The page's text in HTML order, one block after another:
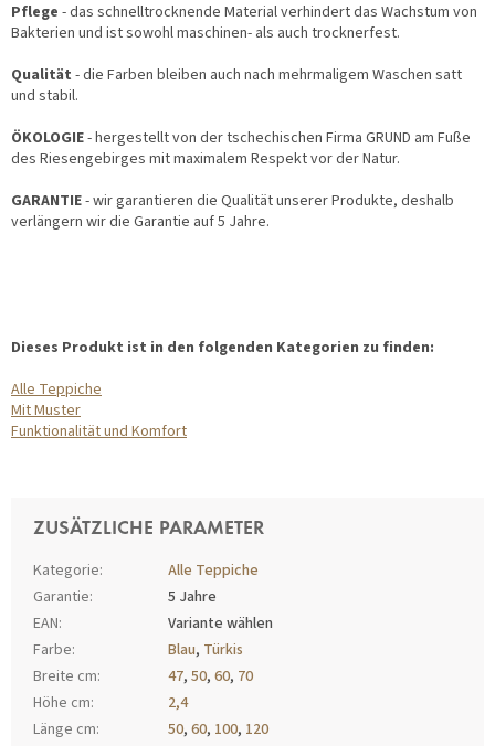
Pflege - das schnelltrocknende Material verhindert das Wachstum von
Bakterien und ist sowohl maschinen- als auch trocknerfest.
Qualität - die Farben bleiben auch nach mehrmaligem Waschen satt
und stabil.
ÖKOLOGIE- hergestellt von der tschechischen Firma GRUND am Fuße
des Riesengebirges mit maximalem Respekt vor der Natur.
GARANTIE- wir garantieren die Qualität unserer Produkte, deshalb
verlängern wir die Garantie auf 5 Jahre.
Dieses Produkt ist in den folgenden Kategorien zu finden:
Alle Teppiche
Mit Muster
Funktionalität und Komfort
ZUSÄTZLICHE PARAMETER
Kategorie:
Alle Teppiche
Garantie:
5 Jahre
EAN:
Variante wählen
Farbe: Blau, Türkis
Breite cm: 47, 50, 60, 70
Höhe cm:
2,4
Länge cm: 50, 60, 100, 120